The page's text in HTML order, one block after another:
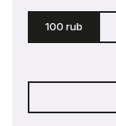
100 rub